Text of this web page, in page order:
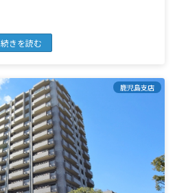
続きを読む
鹿児島支店